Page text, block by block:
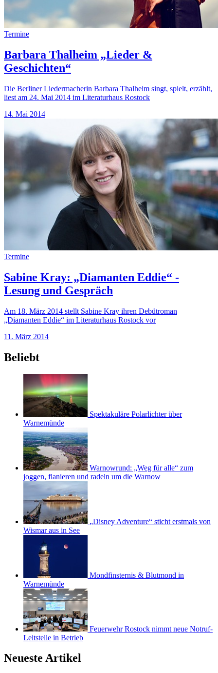
Termine
Barbara Thalheim „Lieder &
Geschichten“
Die Berliner Liedermacherin Barbara Thalheim singt, spielt, erzählt,
liest am 24. Mai 2014 im Literaturhaus Rostock
14. Mai 2014
Termine
Sabine Kray: „Diamanten Eddie“ -
Lesung und Gespräch
Am 18. März 2014 stellt Sabine Kray ihren Debütroman
„Diamanten Eddie“ im Literaturhaus Rostock vor
11. März 2014
Beliebt
Spektakuläre Polarlichter über
Warnemünde
Warnowrund: „Weg für alle“ zum
joggen, flanieren und radeln um die Warnow
„Disney Adventure“ sticht erstmals von
Wismar aus in See
Mondfinsternis & Blutmond in
Warnemünde
Feuerwehr Rostock nimmt neue Notruf-
Leitstelle in Betrieb
Neueste Artikel